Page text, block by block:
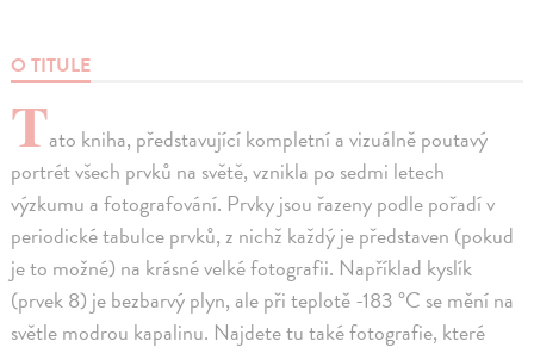
O TITULE
Tato kniha, představující kompletní a vizuálně poutavý
portrét všech prvků na světě, vznikla po sedmi letech
výzkumu a fotografování. Prvky jsou řazeny podle pořadí v
periodické tabulce prvků, z nichž každý je představen (pokud
je to možné) na krásné velké fotografii. Například kyslík
(prvek 8) je bezbarvý plyn, ale při teplotě -183 °C se mění na
světle modrou kapalinu. Najdete tu také fotografie, které